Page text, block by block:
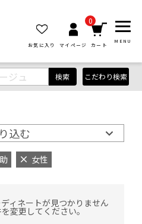
お気に入り マイページ
0
カート
MENU
検索 こだわり検索
込む
女性
ィネートが見つかりません
変更してください。